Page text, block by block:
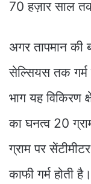
70 हज़ार साल
अगर तापमान की
सेल्सियस तक गर्म
भाग यह विकिरण
का घनत्व 20
ग्राम पर
काफी गर्म होती है।